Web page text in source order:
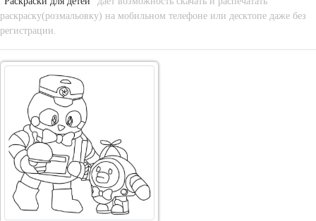
раскраску(розмальовку) на мобильном телефоне или десктопе даже без
регистрации.